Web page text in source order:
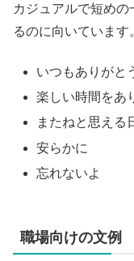
カジュアルで短めの
るのに向いています
いつもありがと
楽しい時間をあ
またねと思える
安らかに
忘れないよ
職場向けの文例